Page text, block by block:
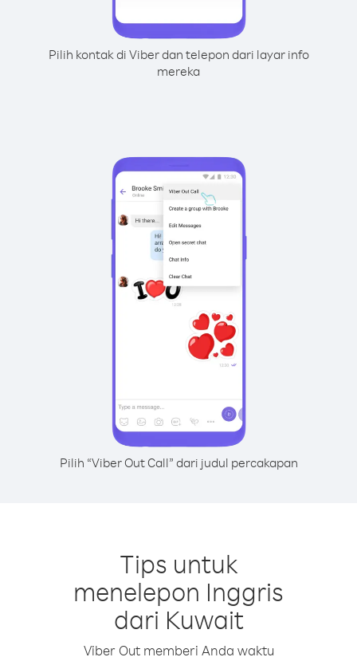
Pilih kontak di Viber dan telepon dari layar info
mereka
Pilih “Viber Out Call” dari judul percakapan
Tips untuk
menelepon Inggris
dari Kuwait
Viber Out memberi Anda waktu